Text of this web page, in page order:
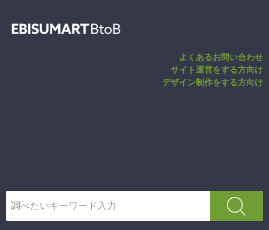
よくあるお問い合わせ
サイト運営をする方向け
デザイン制作をする方向け